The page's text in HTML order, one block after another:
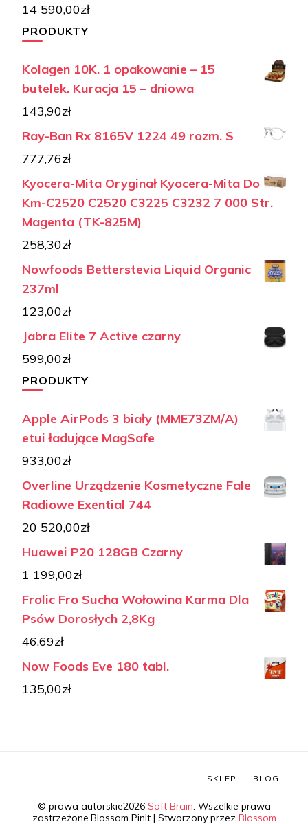
14 590,00zł
PRODUKTY
Kolagen 10K. 1 opakowanie – 15
butelek. Kuracja 15 – dniowa
143,90zł
Ray-Ban Rx 8165V 1224 49 rozm. S
777,76zł
Kyocera-Mita Oryginał Kyocera-Mita Do
Km-C2520 C2520 C3225 C3232 7 000 Str.
Magenta (TK-825M)
258,30zł
Nowfoods Betterstevia Liquid Organic
237ml
123,00zł
Jabra Elite 7 Active czarny
599,00zł
PRODUKTY
Apple AirPods 3 biały (MME73ZM/A)
etui ładujące MagSafe
933,00zł
Overline Urządzenie Kosmetyczne Fale
Radiowe Exential 744
20 520,00zł
Huawei P20 128GB Czarny
1 199,00zł
Frolic Fro Sucha Wołowina Karma Dla
Psów Dorosłych 2,8Kg
46,69zł
Now Foods Eve 180 tabl.
135,00zł
© prawa autorskie2026 Soft Brain. Wszelkie prawa
zastrzeżone.Blossom PinIt | Stworzony przez Blossom
SKLEP BLOG